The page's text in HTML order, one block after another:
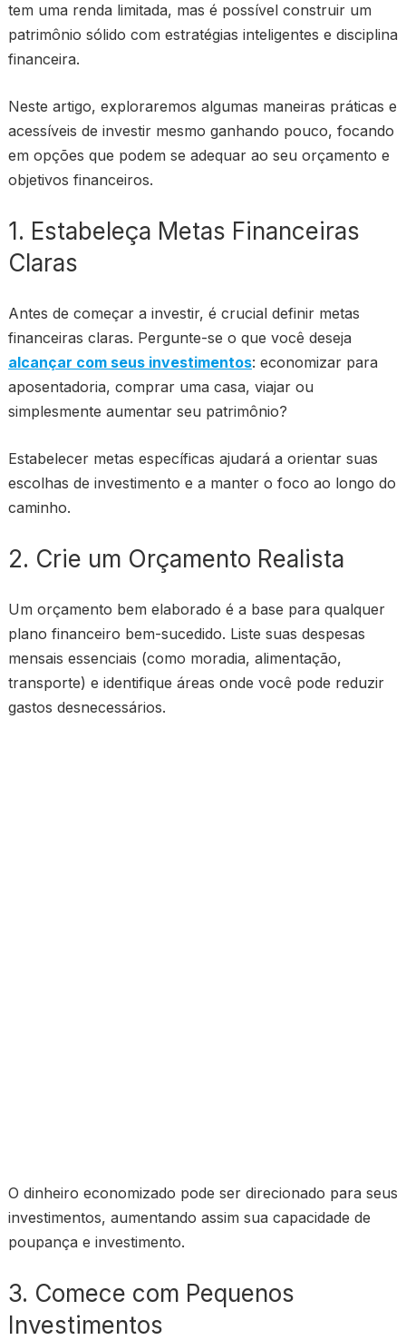
tem uma renda limitada, mas é possível construir um
patrimônio sólido com estratégias inteligentes e disciplina
financeira.
Neste artigo, exploraremos algumas maneiras práticas e
acessíveis de investir mesmo ganhando pouco, focando
em opções que podem se adequar ao seu orçamento e
objetivos financeiros.
1. Estabeleça Metas Financeiras
Claras
Antes de começar a investir, é crucial definir metas
financeiras claras. Pergunte-se o que você deseja
alcançar com seus investimentos: economizar para
aposentadoria, comprar uma casa, viajar ou
simplesmente aumentar seu patrimônio?
Estabelecer metas específicas ajudará a orientar suas
escolhas de investimento e a manter o foco ao longo do
caminho.
2. Crie um Orçamento Realista
Um orçamento bem elaborado é a base para qualquer
plano financeiro bem-sucedido. Liste suas despesas
mensais essenciais (como moradia, alimentação,
transporte) e identifique áreas onde você pode reduzir
gastos desnecessários.
O dinheiro economizado pode ser direcionado para seus
investimentos, aumentando assim sua capacidade de
poupança e investimento.
3. Comece com Pequenos
Investimentos